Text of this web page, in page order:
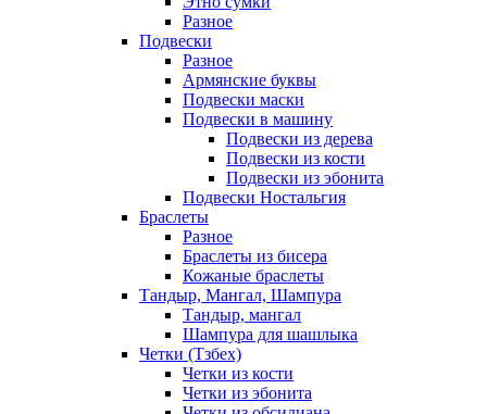
Разное
Подвески
Разное
Армянские буквы
Подвески маски
Подвески в машину
Подвески из дерева
Подвески из кости
Подвески из эбонита
Подвески Ностальгия
Браслеты
Разное
Браслеты из бисера
Кожаные браслеты
Тандыр, Мангал, Шампура
Тандыр, мангал
Шампура для шашлыка
Четки (Тзбех)
Четки из кости
Четки из эбонита